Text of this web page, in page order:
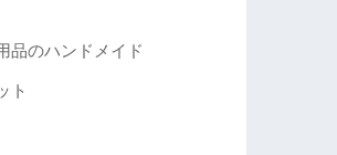
品のハンドメイド
ト